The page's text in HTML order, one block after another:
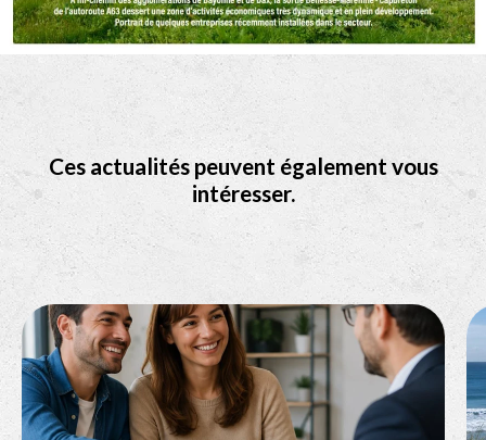
Ces actualités peuvent également vous
intéresser.